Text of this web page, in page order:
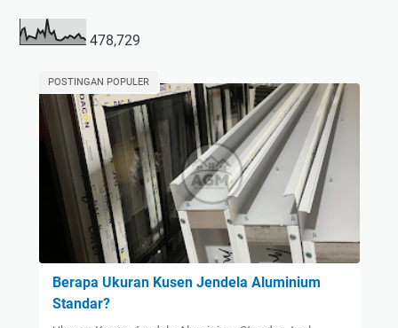
478,729
POSTINGAN POPULER
Berapa Ukuran Kusen Jendela Aluminium
Standar?